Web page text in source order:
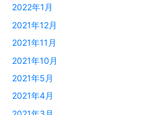
2022年1月
2021年12月
2021年11月
2021年10月
2021年5月
2021年4月